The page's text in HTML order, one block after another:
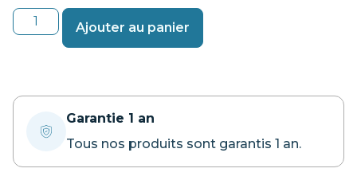
Ajouter au panier
Garantie 1 an
Tous nos produits sont garantis 1 an.